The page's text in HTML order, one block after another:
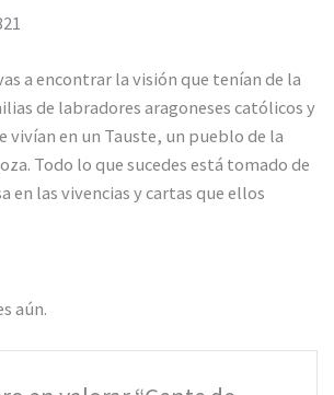
a encontrar la visión que tenían de la
de labradores aragoneses católicos y
vivían en un Tauste, un pueblo de la
Todo lo que sucedes está tomado de
en las vivencias y cartas que ellos
aún.